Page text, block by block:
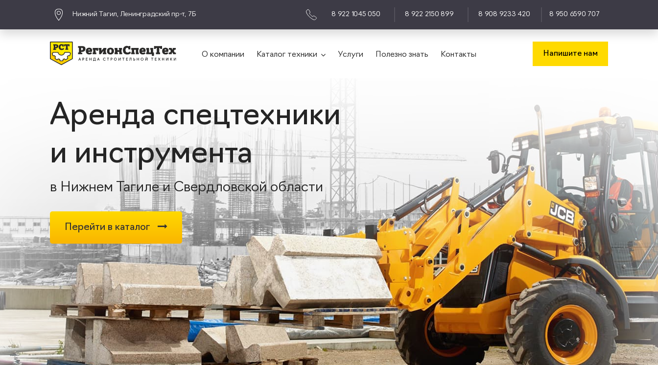
Нижний Тагил, Ленинградский пр-т, 7Б 8 922 1045 050 8 922 2150 899 8 908 9233 420 8 950 6590 707
О компании Каталог техники Услуги Полезно знать Контакты Напишите нам
Аренда спецтехники
и инструмента
в Нижнем Тагиле и Свердловской области
Перейти в каталог